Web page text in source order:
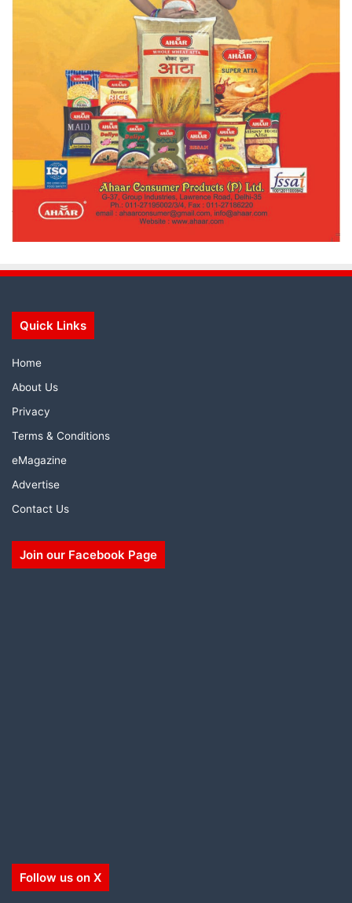
Quick Links
Home
About Us
Privacy
Terms & Conditions
eMagazine
Advertise
Contact Us
Join our Facebook Page
Follow us on X